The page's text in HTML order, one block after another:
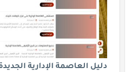
دليل العاصمة الإدارية الجديدة